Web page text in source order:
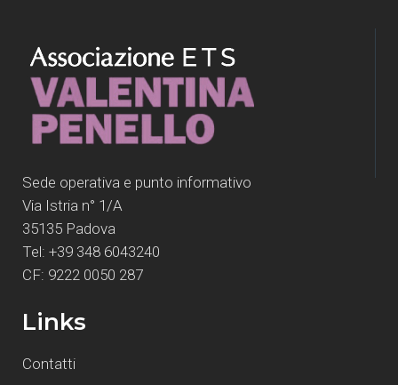
Sede operativa e punto informativo
Via Istria n° 1/A
35135 Padova
Tel: +39 348 6043240
CF: 9222 0050 287
Links
Contatti